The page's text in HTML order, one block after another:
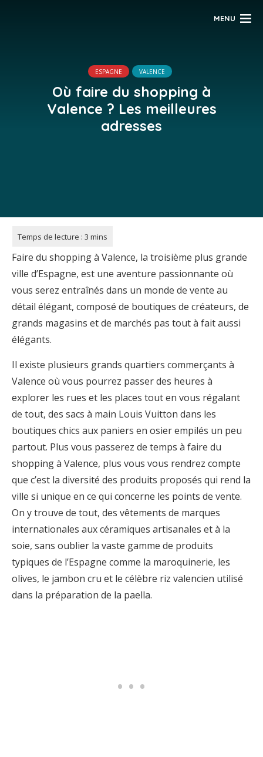
MENU
ESPAGNE VALENCE
Où faire du shopping à
Valence ? Les meilleures
adresses
Faire du shopping à Valence, la troisième plus grande
ville d’Espagne, est une aventure passionnante où
vous serez entraînés dans un monde de vente au
détail élégant, composé de boutiques de créateurs, de
grands magasins et de marchés pas tout à fait aussi
élégants.
Il existe plusieurs grands quartiers commerçants à
Valence où vous pourrez passer des heures à
explorer les rues et les places tout en vous régalant
de tout, des sacs à main Louis Vuitton dans les
boutiques chics aux paniers en osier empilés un peu
partout. Plus vous passerez de temps à faire du
shopping à Valence, plus vous vous rendrez compte
que c’est la diversité des produits proposés qui rend la
ville si unique en ce qui concerne les points de vente.
On y trouve de tout, des vêtements de marques
internationales aux céramiques artisanales et à la
soie, sans oublier la vaste gamme de produits
typiques de l’Espagne comme la maroquinerie, les
olives, le jambon cru et le célèbre riz valencien utilisé
dans la préparation de la paella.